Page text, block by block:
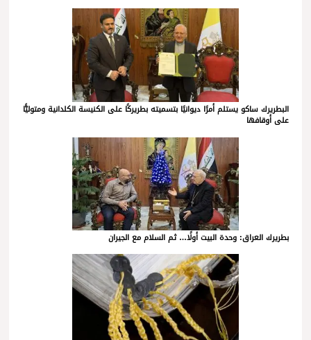
البطريرك ساكو يستلم أمرًا ديوانيًا بتسميته بطريركًا على الكنيسة الكلدانية ومتوليًّا
على أوقافها
بطريرك العراق: وحدة البيت أولًا… ثم السلام مع الجيران